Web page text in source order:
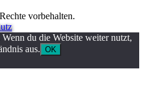
vorbehalten.
du die Website weiter nutzt,
aus. OK